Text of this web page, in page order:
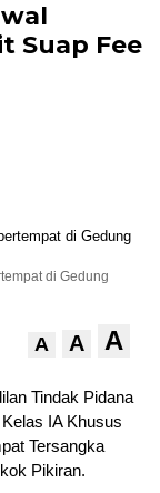
Suap Fee
di Gedung
A A A
Tindak Pidana
IA Khusus
Tersangka
Pikiran.